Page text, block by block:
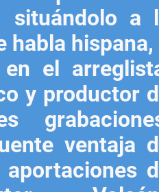
situándolo a
habla hispana,
el
y productor
ventaja